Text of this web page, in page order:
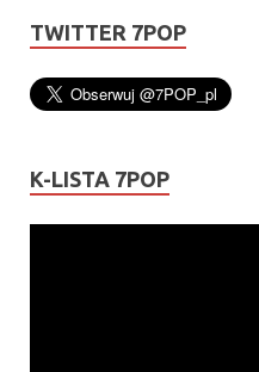
TWITTER 7POP
K-LISTA 7POP